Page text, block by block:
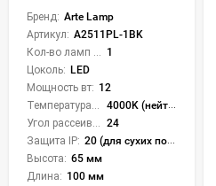
Бренд: Arte Lamp
Артикул: A2511PL-1BK
1
Цоколь: LED
Мощность вт: 12
4000K (нейтральный)
24
Защита IP: 20 (для сухих пом.)
Высота: 65 мм
Длина: 100 мм